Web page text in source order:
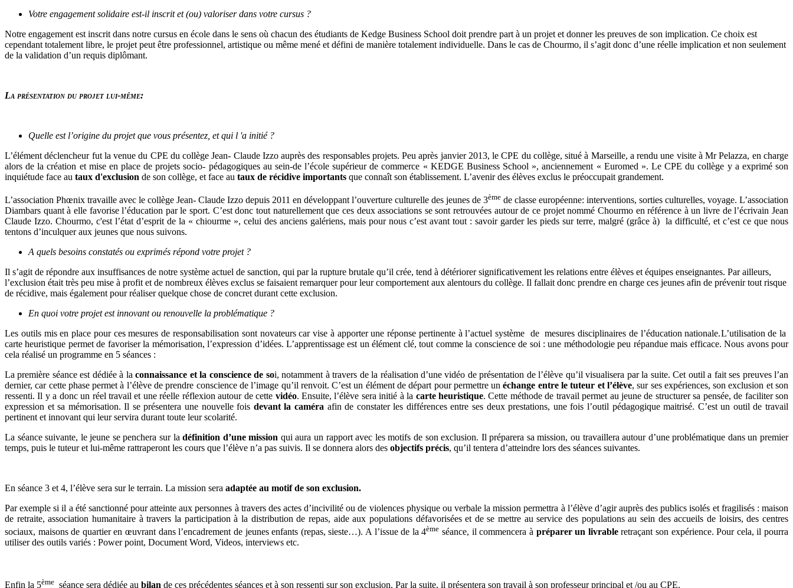
Votre engagement solidaire est-il inscrit et (ou) valoriser dans votre cursus ?
Notre engagement est inscrit dans notre cursus en école dans le sens où chacun des étudiants de Kedge Business School doit prendre part à un projet et donner les preuves de son implication. Ce choix est
cependant totalement libre, le projet peut être professionnel, artistique ou même mené et défini de manière totalement individuelle. Dans le cas de Chourmo, il s’agit donc d’une réelle implication et non seulement
de la validation d’un requis diplômant.
La présentation du projet lui-même:
Quelle est l’origine du projet que vous présentez, et qui l 'a initié ?
L’élément déclencheur fut la venue du CPE du collège Jean- Claude Izzo auprès des responsables projets. Peu après janvier 2013, le CPE du collège, situé à Marseille, a rendu une visite à Mr Pelazza, en charge
alors de la création et mise en place de projets socio- pédagogiques au sein-de l’école supérieur de commerce « KEDGE Business School », anciennement « Euromed ». Le CPE du collège y a exprimé son
inquiétude face au taux d'exclusion de son collège, et face au taux de récidive importants que connaît son établissement. L’avenir des élèves exclus le préoccupait grandement.
L’association Phœnix travaille avec le collège Jean- Claude Izzo depuis 2011 en développant l’ouverture culturelle des jeunes de 3ème de classe européenne: interventions, sorties culturelles, voyage. L’association
Diambars quant à elle favorise l’éducation par le sport. C’est donc tout naturellement que ces deux associations se sont retrouvées autour de ce projet nommé Chourmo en référence à un livre de l’écrivain Jean
Claude Izzo. Chourmo, c'est l’état d’esprit de la « chiourme », celui des anciens galériens, mais pour nous c’est avant tout : savoir garder les pieds sur terre, malgré (grâce à) la difficulté, et c’est ce que nous
tentons d’inculquer aux jeunes que nous suivons.
A quels besoins constatés ou exprimés répond votre projet ?
Il s’agit de répondre aux insuffisances de notre système actuel de sanction, qui par la rupture brutale qu’il crée, tend à détériorer significativement les relations entre élèves et équipes enseignantes. Par ailleurs,
l’exclusion était très peu mise à profit et de nombreux élèves exclus se faisaient remarquer pour leur comportement aux alentours du collège. Il fallait donc prendre en charge ces jeunes afin de prévenir tout risque
de récidive, mais également pour réaliser quelque chose de concret durant cette exclusion.
En quoi votre projet est innovant ou renouvelle la problématique ?
Les outils mis en place pour ces mesures de responsabilisation sont novateurs car vise à apporter une réponse pertinente à l’actuel système de mesures disciplinaires de l’éducation nationale.L’utilisation de la
carte heuristique permet de favoriser la mémorisation, l’expression d’idées. L’apprentissage est un élément clé, tout comme la conscience de soi : une méthodologie peu répandue mais efficace. Nous avons pour
cela réalisé un programme en 5 séances :
La première séance est dédiée à laconnaissance et la conscience de soi, notamment à travers de la réalisation d’une vidéo de présentation de l’élève qu’il visualisera par la suite. Cet outil a fait ses preuves l’an
dernier, car cette phase permet à l’élève de prendre conscience de l’image qu’il renvoit. C’est un élément de départ pour permettre unéchange entre le tuteur et l’élève, sur ses expériences, son exclusion et son
ressenti. Il y a donc un réel travail et une réelle réflexion autour de cette vidéo. Ensuite, l’élève sera initié à la carte heuristique. Cette méthode de travail permet au jeune de structurer sa pensée, de faciliter son
expression et sa mémorisation. Il se présentera une nouvelle fois devant la caméra afin de constater les différences entre ses deux prestations, une fois l’outil pédagogique maitrisé. C’est un outil de travail
pertinent et innovant qui leur servira durant toute leur scolarité.
La séance suivante, le jeune se penchera sur ladéfinition d’une mission qui aura un rapport avec les motifs de son exclusion. Il préparera sa mission, ou travaillera autour d’une problématique dans un premier
temps, puis le tuteur et lui-même rattraperont les cours que l’élève n’a pas suivis. Il se donnera alors des objectifs précis, qu’il tentera d’atteindre lors des séances suivantes.
En séance 3 et 4, l’élève sera sur le terrain. La mission sera adaptée au motif de son exclusion.
Par exemple si il a été sanctionné pour atteinte aux personnes à travers des actes d’incivilité ou de violences physique ou verbale la mission permettra à l’élève d’agir auprès des publics isolés et fragilisés : maison
de retraite, association humanitaire à travers la participation à la distribution de repas, aide aux populations défavorisées et de se mettre au service des populations au sein des accueils de loisirs, des centres
sociaux, maisons de quartier en œuvrant dans l’encadrement de jeunes enfants (repas, sieste…). A l’issue de la 4ème séance, il commencera à préparer un livrableretraçant son expérience. Pour cela, il pourra
utiliser des outils variés : Power point, Document Word, Videos, interviews etc.
Enfin la 5ème séance sera dédiée au bilan de ces précédentes séances et à son ressenti sur son exclusion. Par la suite, il présentera son travail à son professeur principal et /ou au CPE.